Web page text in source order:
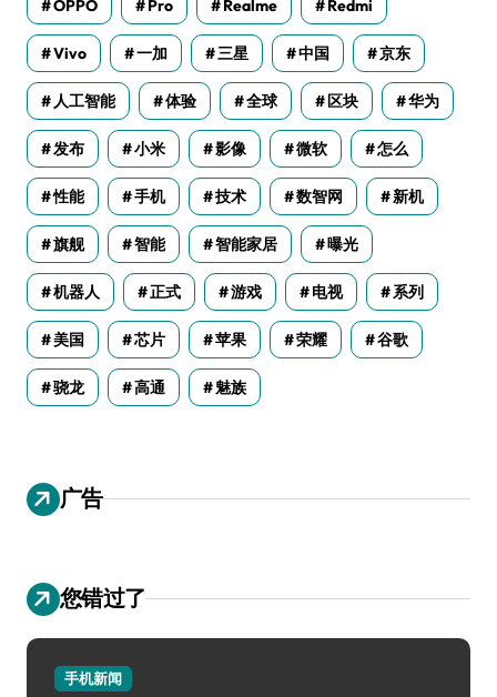
OPPO Pro Realme Redmi
Vivo 一加 三星 中国 京东
人工智能 体验 全球 区块 华为
发布 小米 影像 微软 怎么
性能 手机 技术 数智网 新机
旗舰 智能 智能家居 曝光
机器人 正式 游戏 电视 系列
美国 芯片 苹果 荣耀 谷歌
骁龙 高通 魅族
广告
您错过了
手机新闻